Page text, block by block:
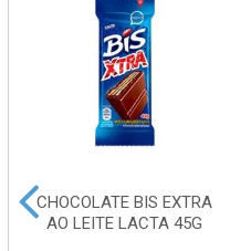
CHOCOLATE BIS EXTRA
AO LEITE LACTA 45G